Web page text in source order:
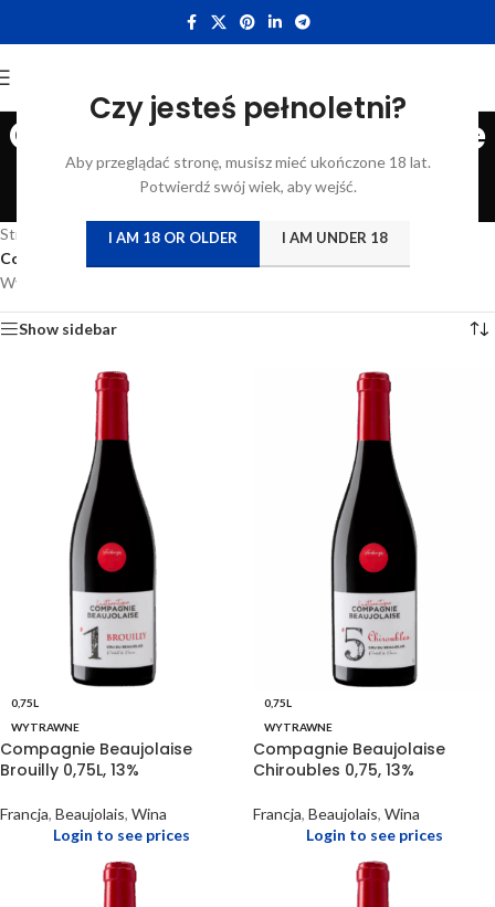
Czy jesteś pełnoletni?
Aby przeglądać stronę, musisz mieć ukończone 18 lat.
Potwierdź swój wiek, aby wejść.
I AM 18 OR OLDER I AM UNDER 18
Compagnie Beaujolaise
des Vins
Strona główna
Atrybut produktu: Producent
Compagnie Beaujolaise des Vins
Wyświetlanie wszystkich wyników: 7
Show sidebar
0,75L
WYTRAWNE
Compagnie Beaujolaise
Brouilly 0,75L, 13%
Francja, Beaujolais, Wina
Login to see prices
0,75L
WYTRAWNE
Compagnie Beaujolaise
Chiroubles 0,75, 13%
Francja, Beaujolais, Wina
Login to see prices